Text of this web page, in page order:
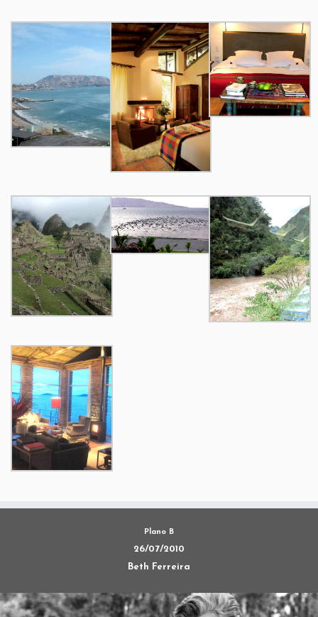
Plano B
26/07/2010
Beth Ferreira